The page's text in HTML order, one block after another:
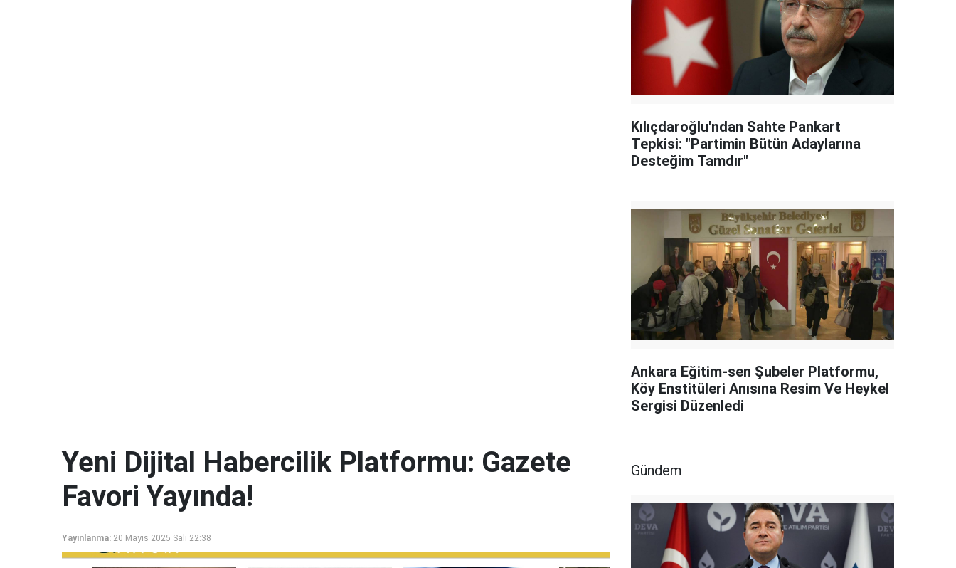
Kılıçdaroğlu'ndan Sahte Pankart
Tepkisi: "Partimin Bütün Adaylarına
Desteğim Tamdır"
Ankara Eğitim-sen Şubeler Platformu,
Köy Enstitüleri Anısına Resim Ve Heykel
Sergisi Düzenledi
Yeni Dijital Habercilik Platformu: Gazete
Favori Yayında!
Yayınlanma: 20 Mayıs 2025 Salı 22:38
Gündem